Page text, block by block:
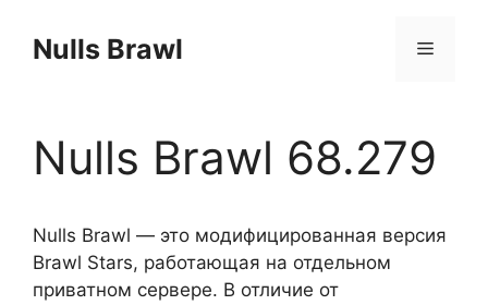
содержимому
Nulls Brawl Меню
Nulls Brawl 68.279
Nulls Brawl — это модифицированная версия
Brawl Stars, работающая на отдельном
приватном сервере. В отличие от